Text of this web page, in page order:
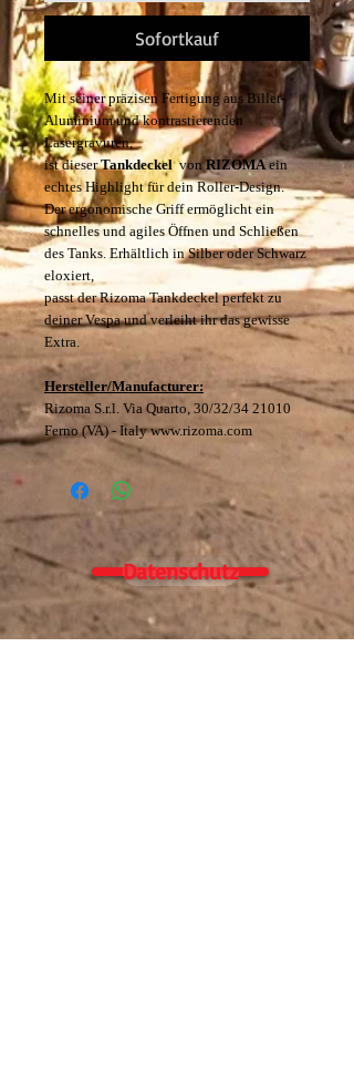
Sofortkauf
Mit seiner präzisen Fertigung aus Billet-
Aluminium und kontrastierenden
Lasergravuren,
ist dieserTankdeckelvonRIZOMAein
echtes Highlight für dein Roller-Design.
Der ergonomische Griff ermöglicht ein
schnelles und agiles Öffnen und Schließen
des Tanks. Erhältlich in Silber oder Schwarz
eloxiert,
passt der Rizoma Tankdeckel perfekt zu
deiner Vespa und verleiht ihr das gewisse
Extra.
Hersteller/Manufacturer:
Rizoma S.r.l. Via Quarto, 30/32/34 21010
Ferno (VA) - Italy www.rizoma.com
Datenschutz